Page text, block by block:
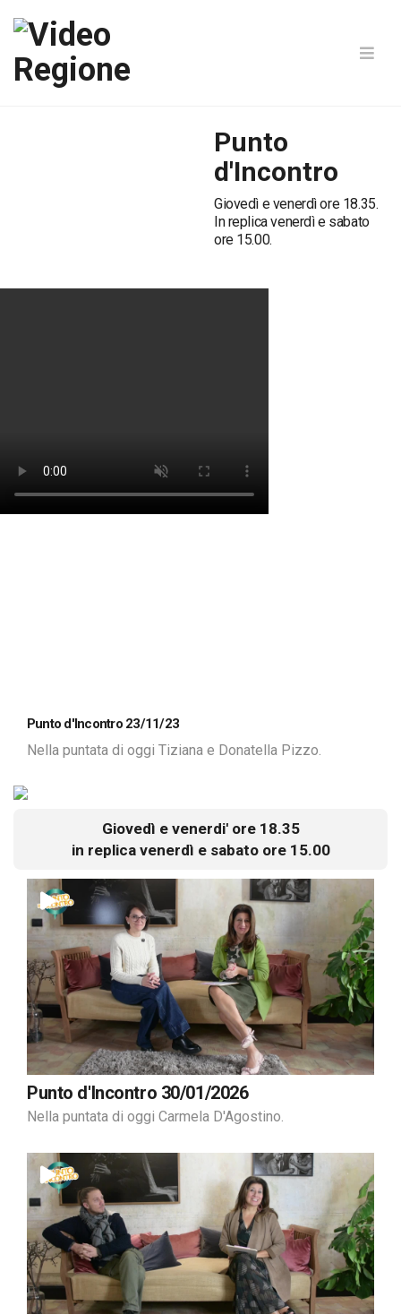
Punto
d'Incontro
Giovedì e venerdì ore 18.35.
In replica venerdì e sabato
ore 15.00.
Punto d'Incontro 23/11/23
Nella puntata di oggi Tiziana e Donatella Pizzo.
Giovedì e venerdi' ore 18.35
in replica venerdì e sabato ore 15.00
Punto d'Incontro 30/01/2026
Nella puntata di oggi Carmela D'Agostino.